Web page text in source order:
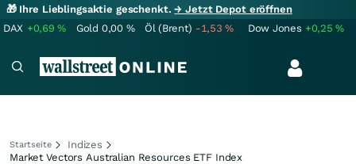
🎁 Ihre Lieblingsaktie geschenkt.→ Jetzt Depot eröffnen
DAX +0,69% Gold 0,00 % Öl (Brent) -1,53% Dow Jones +0,25%
Startseite
Indizes
Market Vectors Australian Resources ETF Index